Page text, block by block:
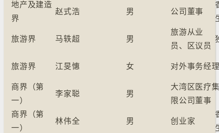
地产及建造
界
赵式浩 男 公司董事
旅游界 马轶超 男
旅游从业
员、区议员
旅游界 江旻憓 女 对外事务经
商界（第
一）
李家聪 男
大湾区医疗
限公司董事
商界（第
一）
林伟全 男 创业家